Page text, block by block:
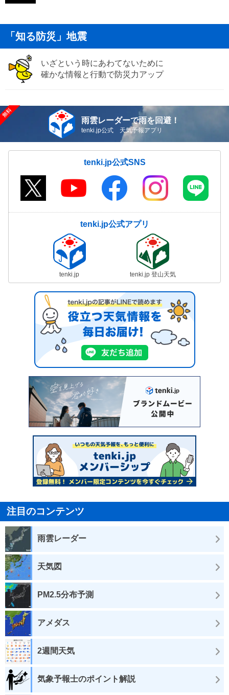
「知る防災」地震
いざという時にあわてないために
確かな情報と行動で防災力アップ
雨雲レーダーで雨を回避！
tenki.jp公式 天気予報アプリ
tenki.jp公式SNS
tenki.jp公式アプリ
tenki.jp tenki.jp 登山天気
注目のコンテンツ
雨雲レーダー
天気図
PM2.5分布予測
アメダス
2週間天気
気象予報士のポイント解説